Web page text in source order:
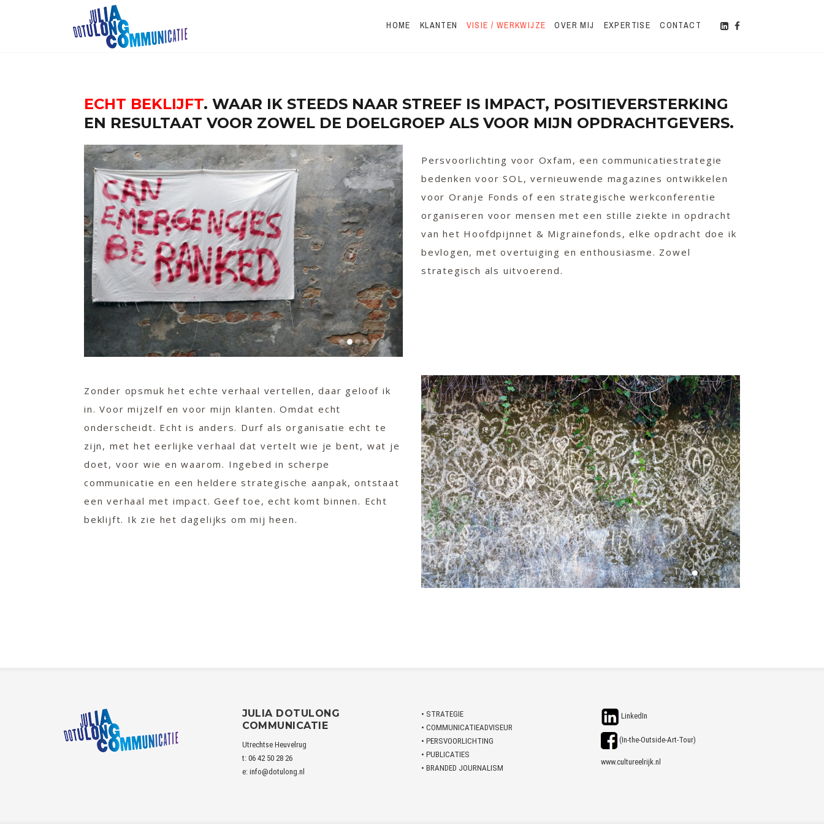
HOME KLANTEN VISIE / WERKWIJZE OVER MIJ EXPERTISE CONTACT
ECHT BEKLIJFT. WAAR IK STEEDS NAAR STREEF IS IMPACT, POSITIEVERSTERKING
EN RESULTAAT VOOR ZOWEL DE DOELGROEP ALS VOOR MIJN OPDRACHTGEVERS.
Persvoorlichting voor Oxfam, een communicatiestrategie
bedenken voor SOL, vernieuwende magazines ontwikkelen
voor Oranje Fonds of een strategische werkconferentie
organiseren voor mensen met een stille ziekte in opdracht
van het Hoofdpijnnet & Migrainefonds, elke opdracht doe ik
bevlogen, met overtuiging en enthousiasme. Zowel
strategisch als uitvoerend.
Zonder opsmuk het echte verhaal vertellen, daar geloof ik
in. Voor mijzelf en voor mijn klanten. Omdat echt
onderscheidt. Echt is anders. Durf als organisatie echt te
zijn, met het eerlijke verhaal dat vertelt wie je bent, wat je
doet, voor wie en waarom. Ingebed in scherpe
communicatie en een heldere strategische aanpak, ontstaat
een verhaal met impact. Geef toe, echt komt binnen. Echt
beklijft. Ik zie het dagelijks om mij heen.
JULIA DOTULONG
COMMUNICATIE
Utrechtse Heuvelrug
t: 06 42 50 28 26
e:info@dotulong.nl
• STRATEGIE
• COMMUNICATIEADVISEUR
• PERSVOORLICHTING
• PUBLICATIES
• BRANDED JOURNALISM
LinkedIn
(In-the-Outside-Art-Tour)
www.cultureelrijk.nl